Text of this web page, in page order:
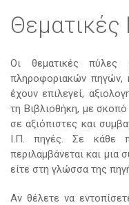
Θεματικές
Οι θεματικές πύλες
πληροφοριακών πηγών,
έχουν επιλεγεί,
τη Βιβλιοθήκη, με
σε αξιόπιστες και
Ι.Π. πηγές. Σε κάθε
περιλαμβάνεται και μια
είτε στη γλώσσα της
Αν θέλετε να